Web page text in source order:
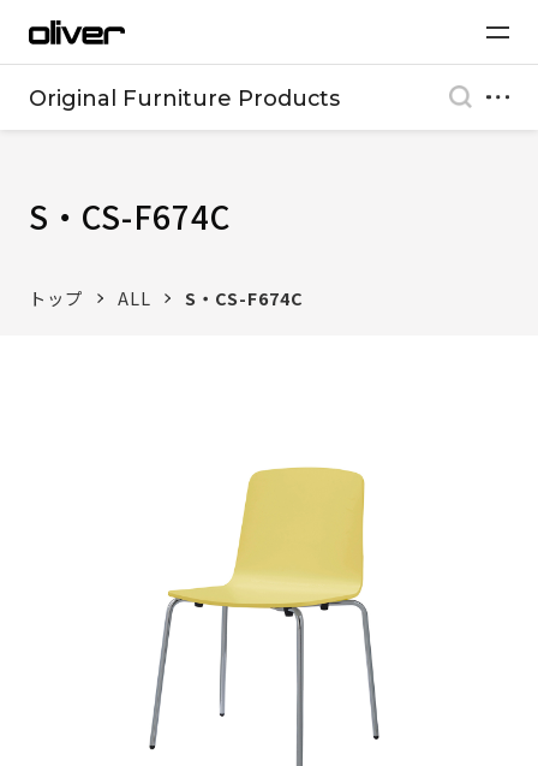
Original Furniture Products
S・CS-F674C
トップ ALL S・CS-F674C